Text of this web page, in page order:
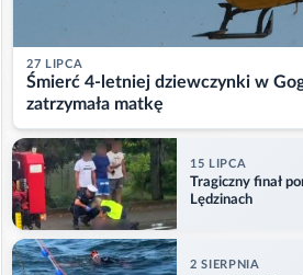
27 LIPCA
Śmierć 4-letniej dziewczynki w
zatrzymała matkę
15 LIPCA
Tragiczny finał
Lędzinach
2 SIERPNIA